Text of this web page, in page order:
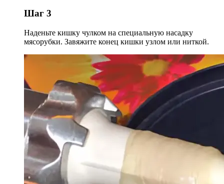
Шаг 3
Наденьте кишку чулком на специальную насадку
мясорубки. Завяжите конец кишки узлом или ниткой.